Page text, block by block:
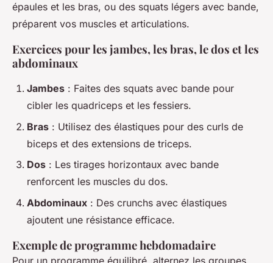
épaules et les bras, ou des squats légers avec bande,
préparent vos muscles et articulations.
Exercices pour les jambes, les bras, le dos et les
abdominaux
Jambes : Faites des squats avec bande pour
cibler les quadriceps et les fessiers.
Bras : Utilisez des élastiques pour des curls de
biceps et des extensions de triceps.
Dos : Les tirages horizontaux avec bande
renforcent les muscles du dos.
Abdominaux : Des crunchs avec élastiques
ajoutent une résistance efficace.
Exemple de programme hebdomadaire
Pour un programme équilibré, alternez les groupes